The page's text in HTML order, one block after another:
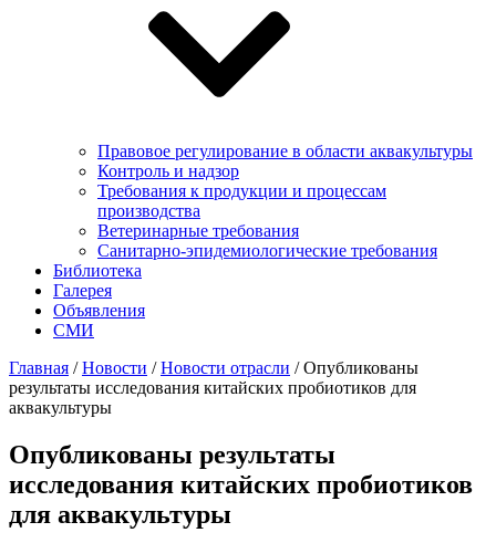
Правовое регулирование в области аквакультуры
Контроль и надзор
Требования к продукции и процессам
производства
Ветеринарные требования
Санитарно-эпидемиологические требования
Библиотека
Галерея
Объявления
СМИ
Главная /Новости /Новости отрасли /Опубликованы
результаты исследования китайских пробиотиков для
аквакультуры
Опубликованы результаты
исследования китайских пробиотиков
для аквакультуры